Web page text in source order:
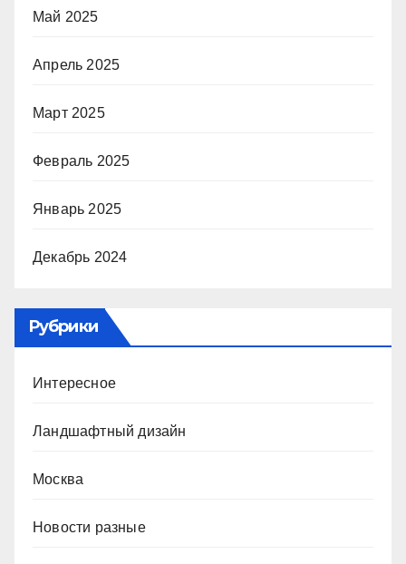
Май 2025
Апрель 2025
Март 2025
Февраль 2025
Январь 2025
Декабрь 2024
Рубрики
Интересное
Ландшафтный дизайн
Москва
Новости разные